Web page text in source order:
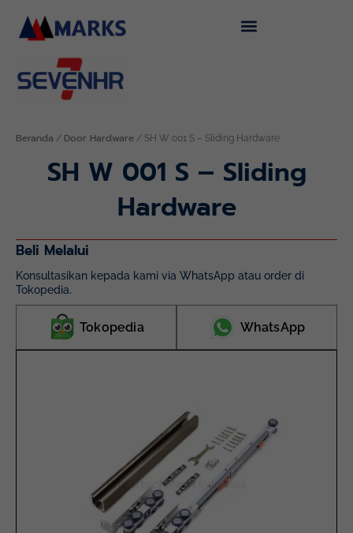
konten
Beranda / Door Hardware / SH W 001 S – Sliding Hardware
SH W 001 S – Sliding
Hardware
Beli Melalui
Konsultasikan kepada kami via WhatsApp atau order di
Tokopedia.
Tokopedia WhatsApp